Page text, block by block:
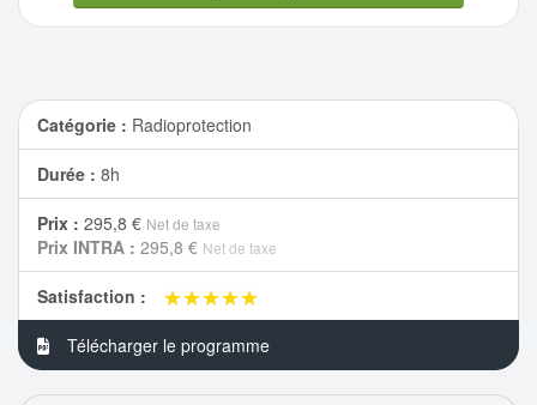
Catégorie : Radioprotection
Durée : 8h
Prix : 295,8 € Net de taxe
Prix INTRA : 295,8 € Net de taxe
Satisfaction : ★★★★★
★★★★★
Télécharger le programme